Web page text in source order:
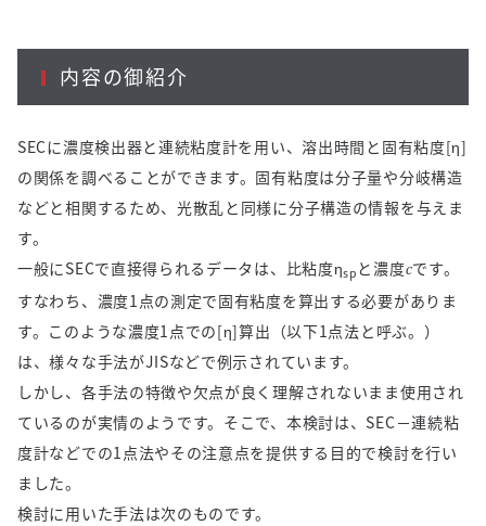
内容の御紹介
SECに濃度検出器と連続粘度計を用い、溶出時間と固有粘度[η]
の関係を調べることができます。固有粘度は分子量や分岐構造
などと相関するため、光散乱と同様に分子構造の情報を与えま
す。
一般にSECで直接得られるデータは、比粘度ηsp と濃度cです。
すなわち、濃度1点の測定で固有粘度を算出する必要がありま
す。このような濃度1点での[η]算出（以下1点法と呼ぶ。）
は、様々な手法がJISなどで例示されています。
しかし、各手法の特徴や欠点が良く理解されないまま使用され
ているのが実情のようです。そこで、本検討は、SEC－連続粘
度計などでの1点法やその注意点を提供する目的で検討を行い
ました。
検討に用いた手法は次のものです。